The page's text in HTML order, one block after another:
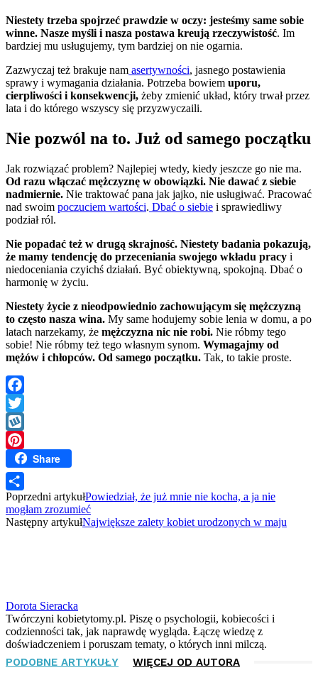
Niestety trzeba spojrzeć prawdzie w oczy: jesteśmy same sobie
winne. Nasze myśli i nasza postawa kreują rzeczywistość. Im
bardziej mu usługujemy, tym bardziej on nie ogarnia.
Zazwyczaj też brakuje nam asertywności, jasnego postawienia
sprawy i wymagania działania. Potrzeba bowiem uporu,
cierpliwości i konsekwencji, żeby zmienić układ, który trwał przez
lata i do którego wszyscy się przyzwyczaili.
Nie pozwól na to. Już od samego początku
Jak rozwiązać problem? Najlepiej wtedy, kiedy jeszcze go nie ma.
Od razu włączać mężczyznę w obowiązki. Nie dawać z siebie
nadmiernie. Nie traktować pana jak jajko, nie usługiwać. Pracować
nad swoim poczuciem wartości. Dbać o siebie i sprawiedliwy
podział ról.
Nie popadać też w drugą skrajność. Niestety badania pokazują,
że mamy tendencję do przeceniania swojego wkładu pracy i
niedoceniania czyichś działań. Być obiektywną, spokojną. Dbać o
harmonię w życiu.
Niestety życie z nieodpowiednio zachowującym się mężczyzną
to często nasza wina. My same hodujemy sobie lenia w domu, a po
latach narzekamy, że mężczyzna nic nie robi. Nie róbmy tego
sobie! Nie róbmy też tego własnym synom. Wymagajmy od
mężów i chłopców. Od samego początku. Tak, to takie proste.
Facebook
Twitter
Wykop
PinterestShare
Share
Poprzedni artykułPowiedział, że już mnie nie kocha, a ja nie
mogłam zrozumieć
Następny artykułNajwiększe zalety kobiet urodzonych w maju
Dorota Sieracka
Twórczyni kobietytomy.pl. Piszę o psychologii, kobiecości i
codzienności tak, jak naprawdę wygląda. Łączę wiedzę z
doświadczeniem i poruszam tematy, o których inni milczą.
PODOBNE ARTYKUŁY WIĘCEJ OD AUTORA